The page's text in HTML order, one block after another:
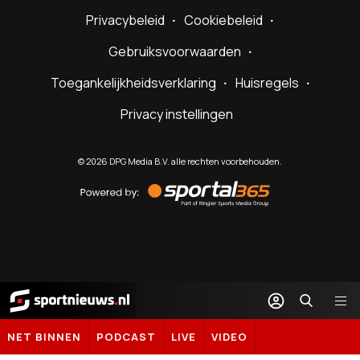
Privacybeleid
Cookiebeleid
Gebruiksvoorwaarden
Toegankelijkheidsverklaring
Huisregels
Privacy instellingen
©2026 DPG Media B.V. alle rechten voorbehouden.
by
Sportal365
Sportnieuws.nl
NET BINNEN PODCAST LIVE VIDEO